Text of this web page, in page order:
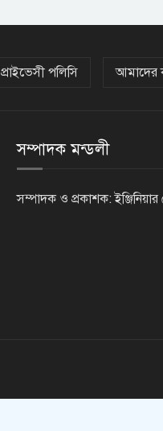
প্রাইভেসী পলিসি আমাদের
সম্পাদক মন্ডলী
সম্পাদক ও প্রকাশক: